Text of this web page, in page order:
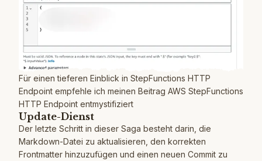
Für einen tieferen Einblick in StepFunctions HTTP
Endpoint empfehle ich meinen Beitrag AWS StepFunctions
HTTP Endpoint entmystifiziert
Update-Dienst
Der letzte Schritt in dieser Saga besteht darin, die
Markdown-Datei zu aktualisieren, den korrekten
Frontmatter hinzuzufügen und einen neuen Commit zu